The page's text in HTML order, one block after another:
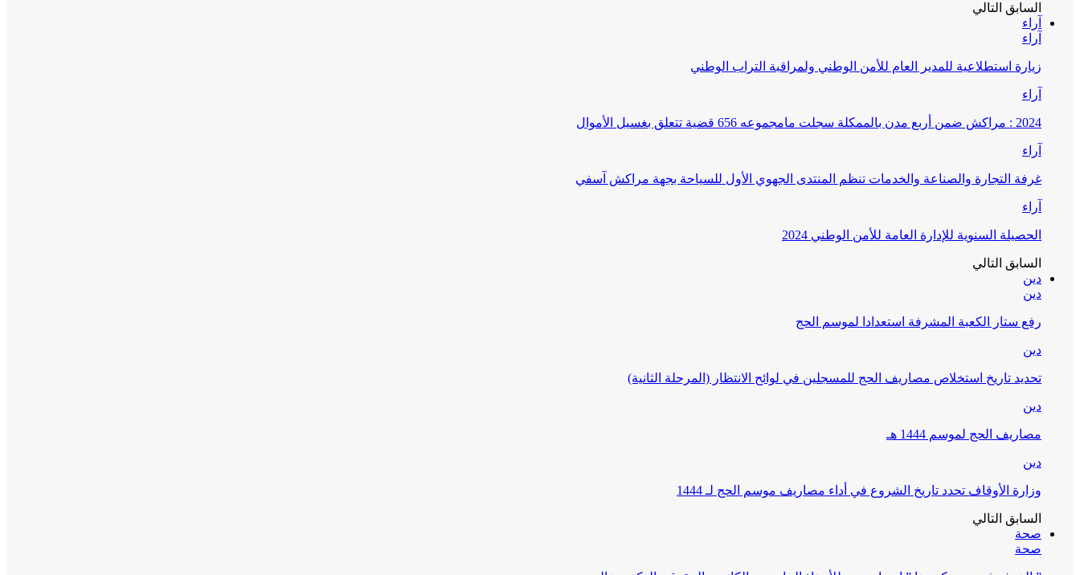
السابق التالي
آراء
آراء
زيارة استطلاعية للمدير العام للأمن الوطني ولمراقبة التراب الوطني
آراء
2024 : مراكش ضمن أربع مدن بالممكلة سجلت مامجموعه 656 قضية تتعلق بغسيل الأموال
آراء
غرفة التجارة والصناعة والخدمات تنظم المنتدى الجهوي الأول للسياحة بجهة مراكش آسفي
آراء
الحصيلة السنوية للإدارة العامة للأمن الوطني 2024
السابق التالي
دين
دين
رفع ستار الكعبة المشرفة استعدادا لموسم الحج
دين
تحديد تاريخ استخلاص مصاريف الحج للمسجلين في لوائح الانتظار (المرحلة الثانية)
دين
مصاريف الحج لموسم 1444 هـ
دين
وزارة الأوقاف تحدد تاريخ الشروع في أداء مصاريف موسم الحج لـ 1444
السابق التالي
صحة
صحة